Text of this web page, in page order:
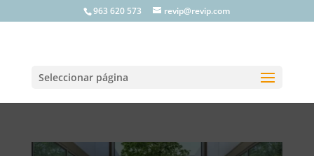
963 620 573 revip@revip.com
Seleccionar página